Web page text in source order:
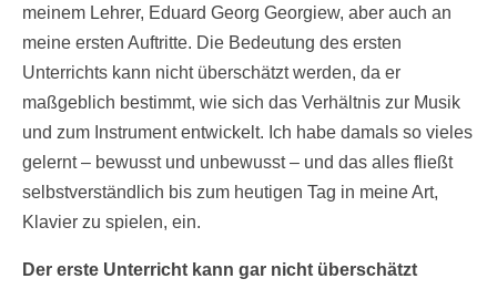
meinem Lehrer, Eduard Georg Georgiew, aber auch an
meine ersten Auftritte. Die Bedeutung des ersten
Unterrichts kann nicht überschätzt werden, da er
maßgeblich bestimmt, wie sich das Verhältnis zur Musik
und zum Instrument entwickelt. Ich habe damals so vieles
gelernt – bewusst und unbewusst – und das alles fließt
selbstverständlich bis zum heutigen Tag in meine Art,
Klavier zu spielen, ein.
Der erste Unterricht kann gar nicht überschätzt